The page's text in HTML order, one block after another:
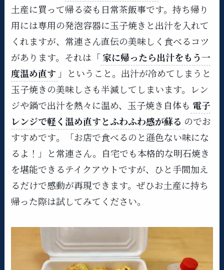
土産に買って帰る姿も日常茶飯事です。持ち帰り
用には専用の発泡容器に玉子焼きと出汁を入れて
くれますが、常連さん直伝の美味しく食べるコツ
があります。それは「家に帰ったら出汁をもう一
度温め直す 」ということ​。出汁が冷めてしまうと
玉子焼きの美味しさも半減してしまいます。レン
ジや鍋で出汁を熱々に温め、玉子焼き自体も 電子
レンジで軽く温め直すとふわふわ感が蘇る のでお
すすめです​。「お店で食べるのと遜色ない味にな
るよ！」と常連さん。​自宅でも本格的な明石焼き
を堪能できるテイクアウトですが、ひと手間加え
るだけで感動が再現できます。ぜひお土産に持ち
帰った際は試してみてください。